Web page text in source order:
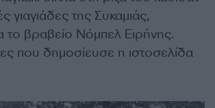
γιαγιάδες της Συκαμιάς,
το βραβείο Νόμπελ Ειρήνης.
που δημοσίευσε η ιστοσελίδα